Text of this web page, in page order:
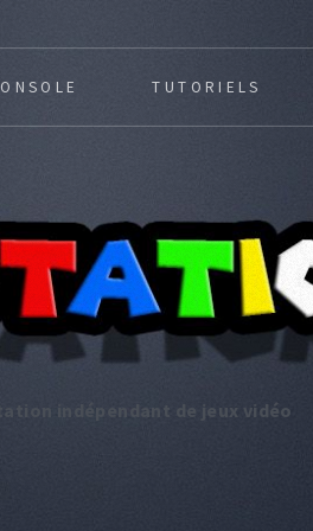
indépendant de jeux vidéo
TUTORIELS